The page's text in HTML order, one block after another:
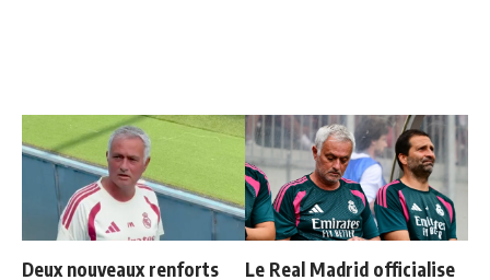
Deux nouveaux renforts Le Real Madrid officialise